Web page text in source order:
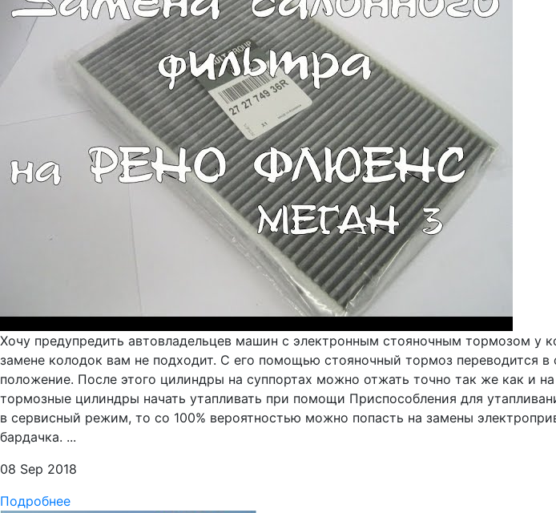
Хочу предупредить автовладельцев машин с электронным стояночным тормозом у
замене колодок вам не подходит. С его помощью стояночный тормоз переводится
положение. После этого цилиндры на суппортах можно отжать точно так же как и
тормозные цилиндры начать утапливать при помощи Приспособления для
в сервисный режим, то со 100% вероятностью можно попасть на замены
бардачка. ...
08 Sep 2018
Подробнее